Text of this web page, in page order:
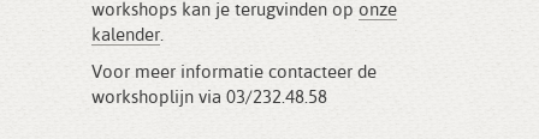
workshops kan je terugvinden op onze
kalender.
Voor meer informatie contacteer de
workshoplijn via 03/232.48.58